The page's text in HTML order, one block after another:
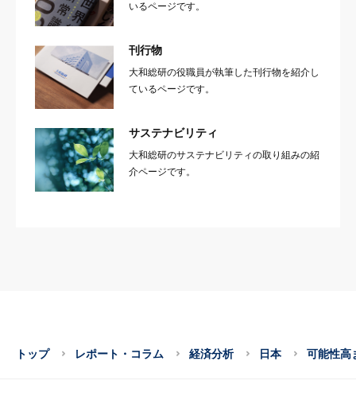
いるページです。
刊行物
大和総研の役職員が執筆した刊行物を紹介し
ているページです。
サステナビリティ
大和総研のサステナビリティの取り組みの紹
介ページです。
トップ レポート・コラム 経済分析 日本 可能性高